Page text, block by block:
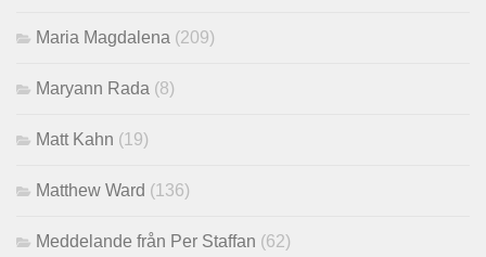
Maria Magdalena (209)
Maryann Rada (8)
Matt Kahn (19)
Matthew Ward (136)
Meddelande från Per Staffan (62)